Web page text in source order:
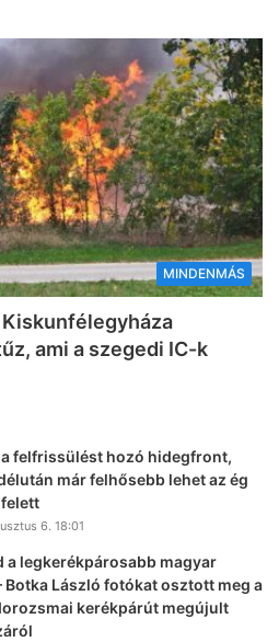
MINDENMÁS
ami a szegedi IC-k
felfrissülést hozó hidegfront,
már felhősebb lehet az ég
6. 18:01
a legkerékpárosabb magyar
Botka László fotókat osztott meg a
kerékpárút megújult